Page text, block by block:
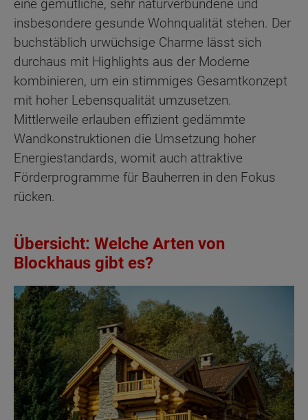
eine gemütliche, sehr naturverbundene und
insbesondere gesunde Wohnqualität stehen. Der
buchstäblich urwüchsige Charme lässt sich
durchaus mit Highlights aus der Moderne
kombinieren, um ein stimmiges Gesamtkonzept
mit hoher Lebensqualität umzusetzen.
Mittlerweile erlauben effizient gedämmte
Wandkonstruktionen die Umsetzung hoher
Energiestandards, womit auch attraktive
Förderprogramme für Bauherren in den Fokus
rücken.
Übersicht: Welche Arten von
Blockhaus gibt es?